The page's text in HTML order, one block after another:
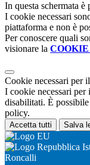
In questa schermata
I cookie necessari
piattaforma e non è
Per conoscere quali
visionare la
Cookie necessari per
I cookie necessari per
disabilitati. È
policy.
Accetta tutti Salva
Roncalli